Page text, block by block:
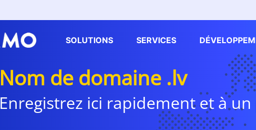
SOLUTIONS SERVICES
Nom de domaine .lv
Enregistrez ici rapidement et à